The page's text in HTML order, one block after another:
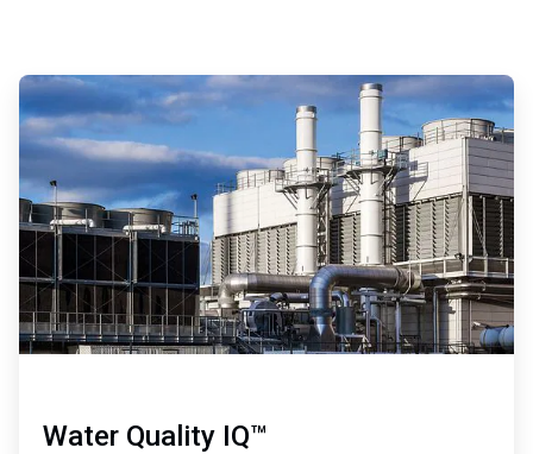
ArticleTile
1
de
2
Water Quality IQ™